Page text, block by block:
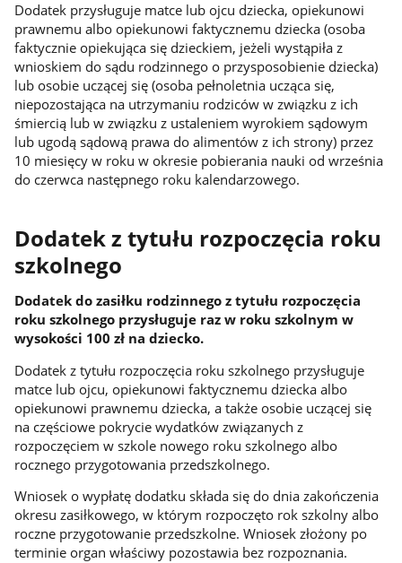
Dodatek przysługuje matce lub ojcu dziecka, opiekunowi
prawnemu albo opiekunowi faktycznemu dziecka (osoba
faktycznie opiekująca się dzieckiem, jeżeli wystąpiła z
wnioskiem do sądu rodzinnego o przysposobienie dziecka)
lub osobie uczącej się (osoba pełnoletnia ucząca się,
niepozostająca na utrzymaniu rodziców w związku z ich
śmiercią lub w związku z ustaleniem wyrokiem sądowym
lub ugodą sądową prawa do alimentów z ich strony) przez
10 miesięcy w roku w okresie pobierania nauki od września
do czerwca następnego roku kalendarzowego.
Dodatek z tytułu rozpoczęcia roku
szkolnego
Dodatek do zasiłku rodzinnego z tytułu rozpoczęcia
roku szkolnego przysługuje raz w roku szkolnym w
wysokości 100 zł na dziecko.
Dodatek z tytułu rozpoczęcia roku szkolnego przysługuje
matce lub ojcu, opiekunowi faktycznemu dziecka albo
opiekunowi prawnemu dziecka, a także osobie uczącej się
na częściowe pokrycie wydatków związanych z
rozpoczęciem w szkole nowego roku szkolnego albo
rocznego przygotowania przedszkolnego.
Wniosek o wypłatę dodatku składa się do dnia zakończenia
okresu zasiłkowego, w którym rozpoczęto rok szkolny albo
roczne przygotowanie przedszkolne. Wniosek złożony po
terminie organ właściwy pozostawia bez rozpoznania.